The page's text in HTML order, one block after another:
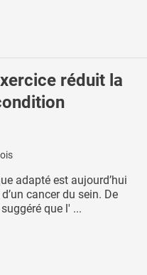
réduit la
adapté est aujourd’hui
cancer du sein. De
que l' ...